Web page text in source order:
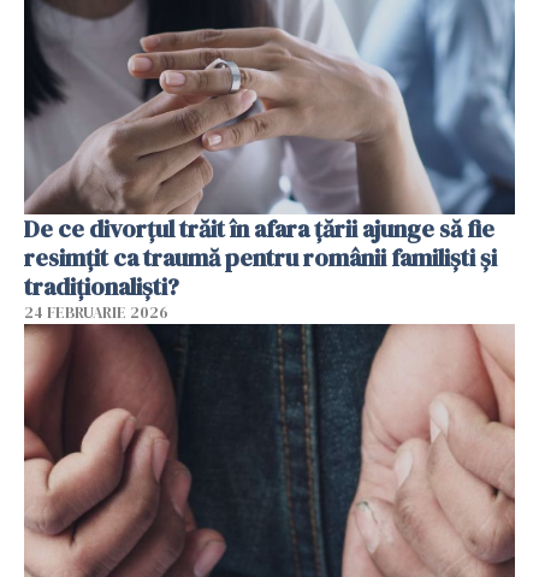
De ce divorțul trăit în afara țării ajunge să fie
resimțit ca traumă pentru românii familiști și
tradiționaliști?
24 FEBRUARIE 2026